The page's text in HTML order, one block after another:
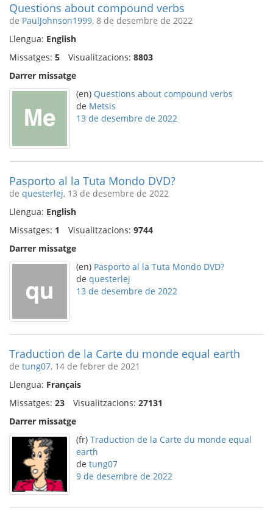
Questions about compound verbs
de PaulJohnson1999, 8 de desembre de 2022
Llengua: English
Missatges: 5 Visualitzacions: 8803
Darrer missatge
(en) Questions about compound verbs
de Metsis
13 de desembre de 2022
Pasporto al la Tuta Mondo DVD?
de questerlej, 13 de desembre de 2022
Llengua: English
Missatges: 1 Visualitzacions: 9744
Darrer missatge
(en) Pasporto al la Tuta Mondo DVD?
de questerlej
13 de desembre de 2022
Traduction de la Carte du monde equal earth
de tung07, 14 de febrer de 2021
Llengua: Français
Missatges: 23 Visualitzacions: 27131
Darrer missatge
(fr) Traduction de la Carte du monde equal
earth
de tung07
9 de desembre de 2022